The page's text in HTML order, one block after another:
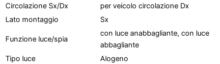
Circolazione Sx/Dx
per veicolo circolazione Dx
Lato montaggio
Sx
Funzione luce/spia
con luce anabbagliante, con luce
abbagliante
Tipo luce
Alogeno